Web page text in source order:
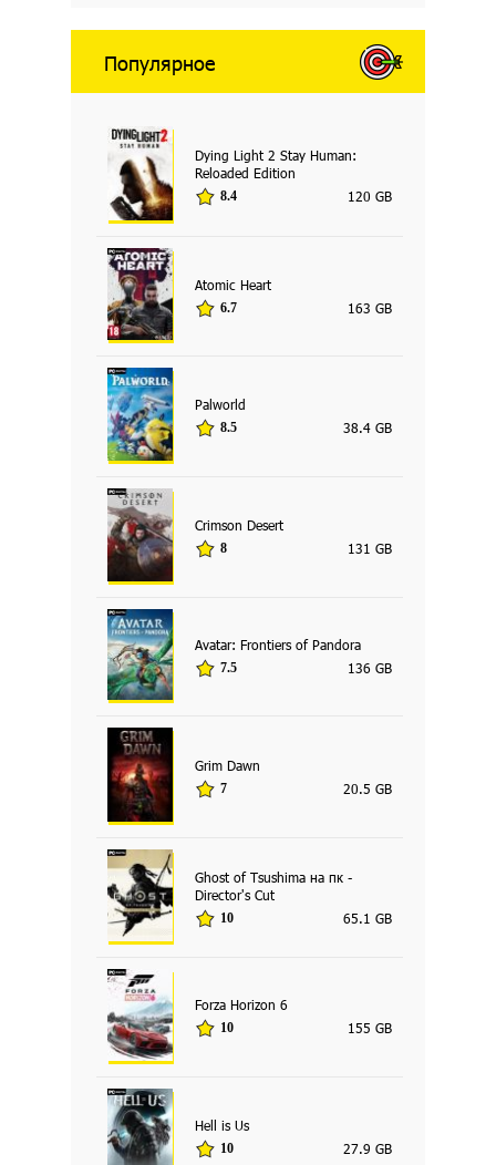
Популярное
Dying Light 2 Stay Human:
Reloaded Edition
8.4 120 GB
Atomic Heart
6.7 163 GB
Palworld
8.5 38.4 GB
Crimson Desert
8 131 GB
Avatar: Frontiers of Pandora
7.5 136 GB
Grim Dawn
7 20.5 GB
Ghost of Tsushima на пк -
Director's Cut
10 65.1 GB
Forza Horizon 6
10 155 GB
Hell is Us
10 27.9 GB